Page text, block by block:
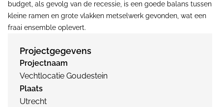
budget, als gevolg van de recessie, is een goede balans tussen
kleine ramen en grote vlakken metselwerk gevonden, wat een
fraai ensemble oplevert.
Projectgegevens
Projectnaam
Vechtlocatie Goudestein
Plaats
Utrecht